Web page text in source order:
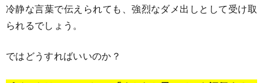
冷静な言葉で伝えられても、強烈なダメ出しとして受け取
られるでしょう。
ではどうすればいいのか？